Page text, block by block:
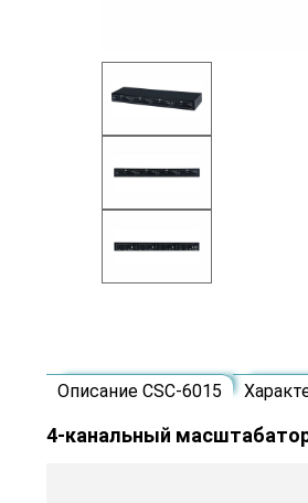
Описание CSC-6015
4-канальный